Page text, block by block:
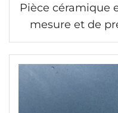
Pièce céramique
mesure et de